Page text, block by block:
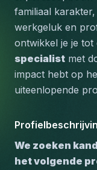
familiaal
werkgeluk en
ontwikkel je je tot
specialist met
impact hebt op
uiteenlopende
We zoeken
het volgende